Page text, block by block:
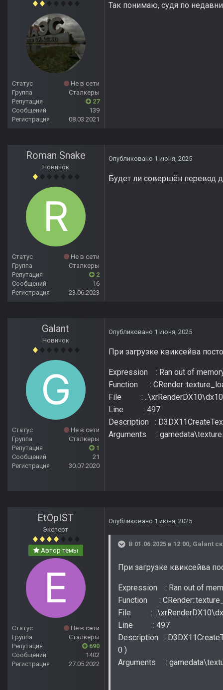
Статус
Не в сети
Группа
Сталкеры
Репутация
27
Сообщений
139
Регистрация
08.03.2021
Так понимаю, судя по
Roman Snake
Новичок
Статус
Не в сети
Группа
Сталкеры
Репутация
2
Сообщений
16
Регистрация
23.06.2023
Опубликовано 1 июня, 2025
Будет ли совершён перевод
Galant
Новичок
Статус
Не в сети
Группа
Сталкеры
Репутация
1
Сообщений
21
Регистрация
30.07.2020
Опубликовано 1 июня, 2025
При загрузке квиксейва
Expression : Ran out of
Function :
File :
Line : 497
Description :
Arguments :
EtOpIST
Эксперт
Автор темы
Статус
Не в сети
Группа
Сталкеры
Репутация
690
Сообщений
1402
Регистрация
27.05.2022
Опубликовано 1 июня, 2025
В 01.06.2025 в 12:00, Galant
При загрузке квиксейва
Expression : Ran out of
Function :
File :
Line : 497
Description :
0 )
Arguments :